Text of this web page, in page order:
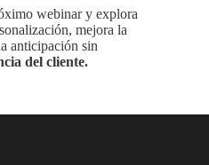
webinar y explora
mejora la
anticipación sin
del cliente.